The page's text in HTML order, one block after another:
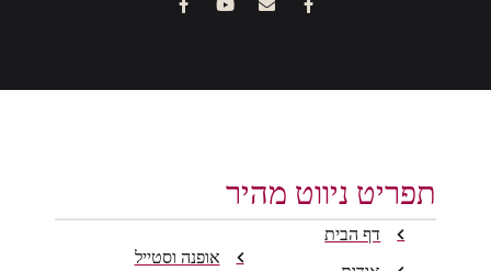
תפריט ניווט מהיר
דף הבית
אופנה וסטייל